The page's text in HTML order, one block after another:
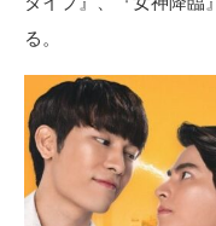
る。